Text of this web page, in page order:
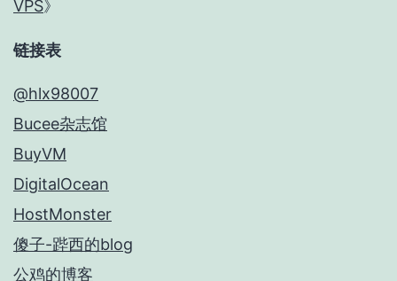
VPS》
链接表
@hlx98007
Bucee杂志馆
BuyVM
DigitalOcean
HostMonster
傻子-跸西的blog
公鸡的博客